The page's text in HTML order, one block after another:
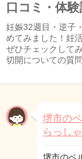
口コミ・体
妊娠32週目・逆子
めてみました！妊
ぜひチェックして
切開についての質
堺市の
らっし